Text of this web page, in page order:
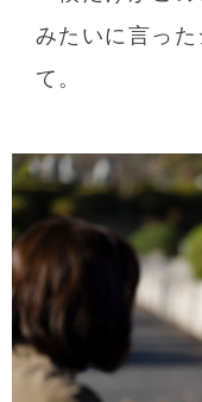
みたいに言っ
て。